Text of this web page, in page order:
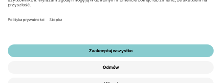
Nota prawna
Polityka prywatności
Ogólne Warunki Handlowe
Dostępność
Tools
Ustawienia prywatności